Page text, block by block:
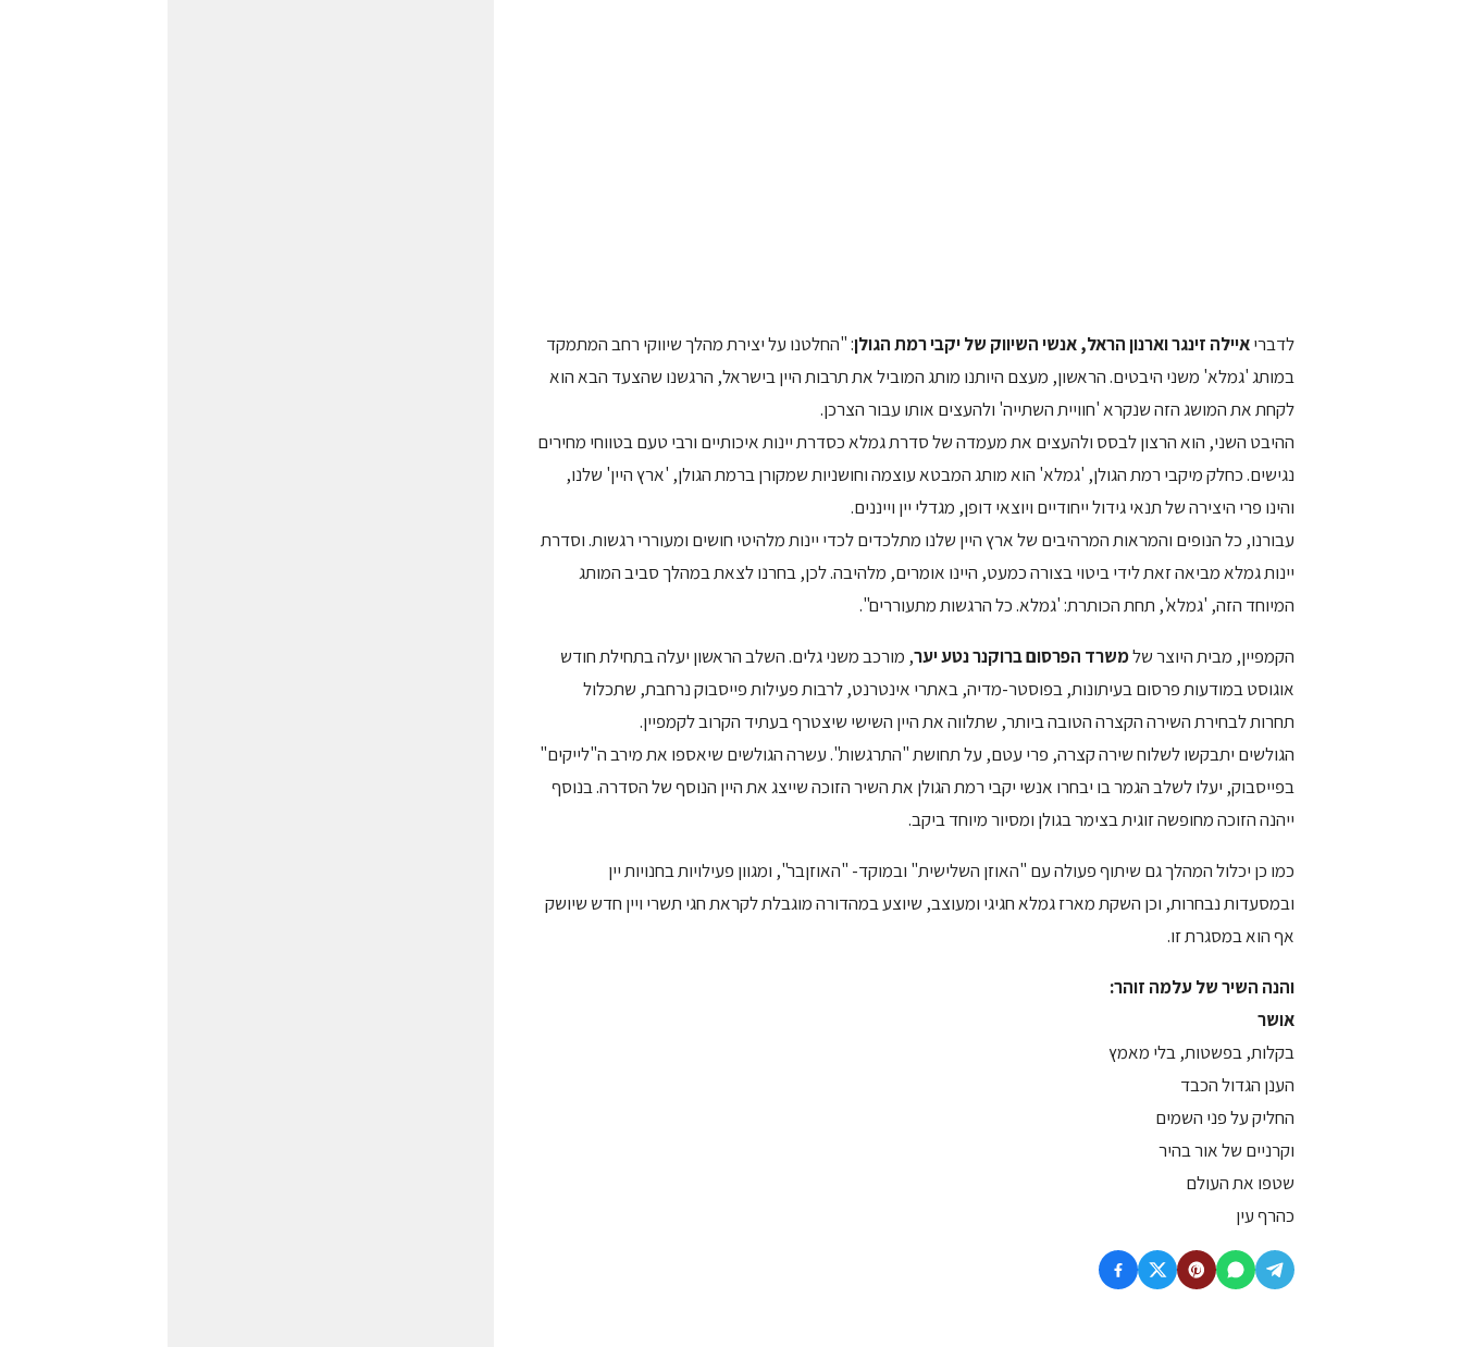
לדבריאיילה זינגר וארנון הראל, אנשי השיווק של יקבי רמת הגולן: "החלטנו על יצירת מהלך שיווקי רחב המתמקד
במותג 'גמלא' משני היבטים. הראשון, מעצם היותנו מותג המוביל את תרבות היין בישראל, הרגשנו שהצעד הבא הוא
לקחת את המושג הזה שנקרא 'חוויית השתייה' ולהעצים אותו עבור הצרכן.
ההיבט השני, הוא הרצון לבסס ולהעצים את מעמדה של סדרת גמלא כסדרת יינות איכותיים ורבי טעם בטווחי מחירים
נגישים. כחלק מיקבי רמת הגולן, 'גמלא' הוא מותג המבטא עוצמה וחושניות שמקורן ברמת הגולן, 'ארץ היין' שלנו,
והינו פרי היצירה של תנאי גידול ייחודיים ויוצאי דופן, מגדלי יין וייננים.
עבורנו, כל הנופים והמראות המרהיבים של ארץ היין שלנו מתלכדים לכדי יינות מלהיטי חושים ומעוררי רגשות. וסדרת
יינות גמלא מביאה זאת לידי ביטוי בצורה כמעט, היינו אומרים, מלהיבה. לכן, בחרנו לצאת במהלך סביב המותג
המיוחד הזה, 'גמלא', תחת הכותרת: 'גמלא. כל הרגשות מתעוררים".
הקמפיין, מבית היוצר שלמשרד הפרסום ברוקנר נטע יער, מורכב משני גלים. השלבהראשון יעלה בתחילת חודש
אוגוסט במודעות פרסום בעיתונות, בפוסטר-מדיה, באתרי אינטרנט, לרבות פעילות פייסבוק נרחבת, שתכלול
תחרות לבחירת השירה הקצרה הטובה ביותר, שתלווה את היין השישי שיצטרף בעתיד הקרוב לקמפיין.
הגולשים יתבקשו לשלוח שירה קצרה, פרי עטם, על תחושת "התרגשות". עשרה הגולשים שיאספו את מירב ה"לייקים"
בפייסבוק, יעלו לשלב הגמר בו יבחרו אנשי יקבי רמת הגולן את השיר הזוכה שייצג את היין הנוסף של הסדרה. בנוסף
ייהנה הזוכה מחופשה זוגית בצימר בגולן ומסיור מיוחד ביקב.
כמו כן יכלול המהלך גם שיתוף פעולה עם "האוזן השלישית" ובמוקד- "האוזןבר", ומגוון פעילויות בחנויות יין
ובמסעדות נבחרות, וכן השקת מארז גמלא חגיגי ומעוצב, שיוצע במהדורה מוגבלת לקראת חגי תשרי ויין חדש שיושק
אף הוא במסגרת זו.
והנה השיר של עלמה זוהר:
אושר
בקלות, בפשטות, בלי מאמץ
הענן הגדול הכבד
החליק על פני השמים
וקרניים של אור בהיר
שטפו את העולם
כהרף עין